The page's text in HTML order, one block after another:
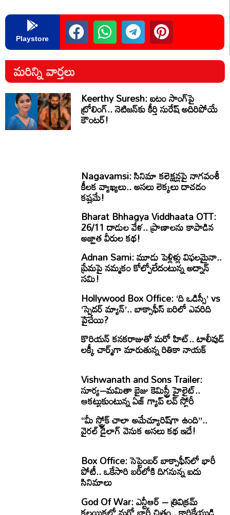
Playstore
మరిన్ని వార్తలు
Keerthy Suresh: ఐటం సాంగ్‌పై
ట్రోలింగ్.. నెటిజన్‌కు కీర్తి సురేష్ అదిరిపోయే
కౌంటర్!
Nagavamsi: సినిమా కలెక్షన్లపై నాగవంశీ
కీలక వ్యాఖ్యలు.. అసలు లెక్కలు దాచడం
కష్టమే!
Bharat Bhhagya Viddhaata OTT:
26/11 దాడుల వేళ.. ప్రాణాలను కాపాడిన
అజ్ఞాత వీరుల కథ!
Adnan Sami: మూడు పెళ్లిళ్లు విఫలమైనా..
ప్రేమపై నమ్మకం కోల్పోలేదంటున్న అద్నాన్
సమి!
Hollywood Box Office: ‘ది ఒడిస్సీ’ vs
‘స్పైడర్ మ్యాన్’.. బాక్సాఫీస్ బరిలో ఎవరిది
పైచేయి?
కొరియన్ కనకరాజుతో మరో హిట్.. టాలీవుడ్
లక్కీ చార్మ్‌గా మారుతున్న రితికా నాయక్
Vishwanath and Sons Trailer:
సూర్య–మమితా బైజు కెమిస్ట్రీ హైలైట్..
ఆకట్టుకుంటున్న ఏజ్ గ్యాప్ లవ్ స్టోరీ
“మీ స్ట్రోక్ చాలా అమేచ్యూరిష్‌గా ఉంది”..
వైరల్ డైలాగ్ వెనుక అసలు కథ ఇదే!
Box Office: సెప్టెంబర్ బాక్సాఫీస్‌లో భారీ
పోటీ.. ఒకేసారి బరిలోకి దిగనున్న ఐదు
సినిమాలు
God Of War: ఎన్టీఆర్ – త్రివిక్రమ్